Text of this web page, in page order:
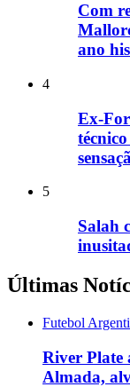
Com
ano
4
Ex-
5
Salah
Últimas
Futebol
River Plate
Almada,